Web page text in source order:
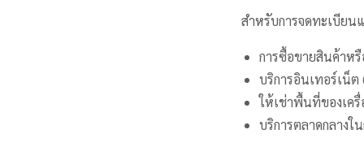
สำหรับการจดทะเบียน
การซื้อขายสินค้าหรื
บริการอินเทอร์เน็ต
ให้เช่าพื้นที่ของเค
บริการตลาดกลางใ